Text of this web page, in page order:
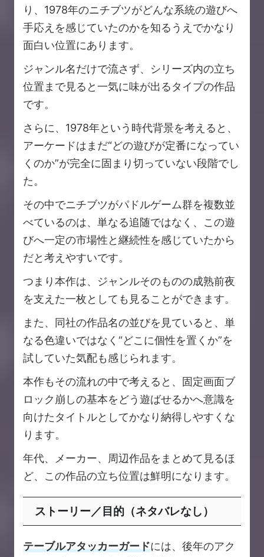
り、1978年のニチブツがどんな系統の遊びへ
手応えを感じていたのかを知るうえでかなり
面白い位置にあります。
ジャンル名だけで流さず、シリーズ内の立ち
位置まで見ると一気に味が出るタイプの作品
です。
さらに、1978年という時代背景を考えると、
アーケードはまだ“どの遊びが定番になってい
くのか”が完全に固まり切っていない段階でし
た。
その中でニチブツがパドルゲーム群を複数並
べているのは、単なる追随ではなく、この遊
びへ一定の市場性と継続性を感じていたから
だと考えやすいです。
つまり本作は、ジャンルそのものの成熟前夜
を支えた一枚としても見ることができます。
また、同社の作品名の並びを見ていると、単
なる色違いではなく“どこに個性を置くか”を
試していた気配も感じられます。
本作もその流れの中で考えると、固定画面ブ
ロック崩しの基本をどう遊ばせるかへ意識を
向けたタイトルとしてかなり納得しやすくな
ります。
年代、メーカー、周辺作品をまとめて見るほ
ど、この作品の立ち位置は鮮明になります。
ストーリー／目的（ネタバレなし）
テーブルアタッカーガードには、後年のアク